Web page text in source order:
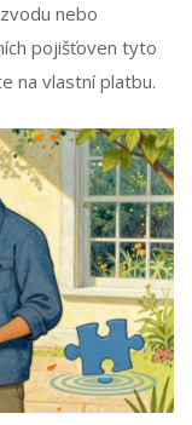
nebo
pojišťoven tyto
na vlastní platbu.